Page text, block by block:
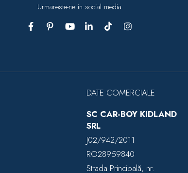
Urmareste-ne in social media
DATE COMERCIALE
SC CAR-BOY KIDLAND
SRL
J02/942/2011
RO28959840
Strada Principală, nr.